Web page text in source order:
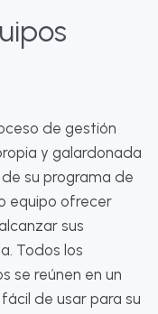
de gestión
y galardonada
su programa de
equipo ofrecer
sus
Todos los
se reúnen en un
de usar para su